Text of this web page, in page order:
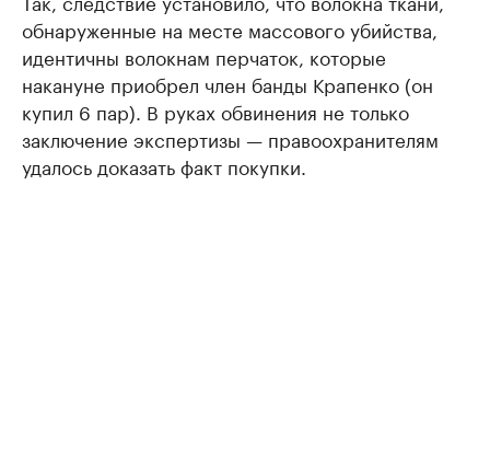
обнаруженные на месте массового убийства,
идентичны волокнам перчаток, которые
накануне приобрел член банды Крапенко (он
купил 6 пар). В руках обвинения не только
заключение экспертизы — правоохранителям
удалось доказать факт покупки.